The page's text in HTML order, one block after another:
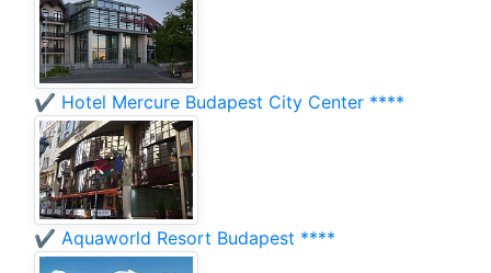
✔️ Hotel Mercure Budapest City Center ****
✔️ Aquaworld Resort Budapest ****